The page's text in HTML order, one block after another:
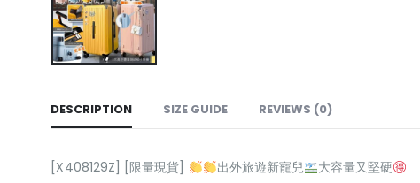
DESCRIPTION SIZE GUIDE REVIEWS (0)
[X408129Z] [限量現貨] 出外旅遊新寵兒
大容量又堅硬